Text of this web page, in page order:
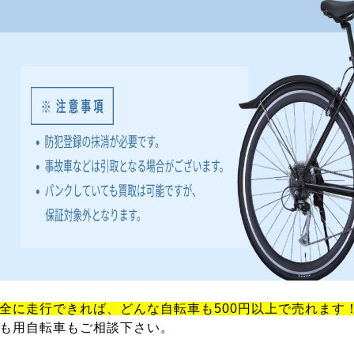
に走行できれば、どんな自転車も500円以上で売れます
用自転車もご相談下さい。